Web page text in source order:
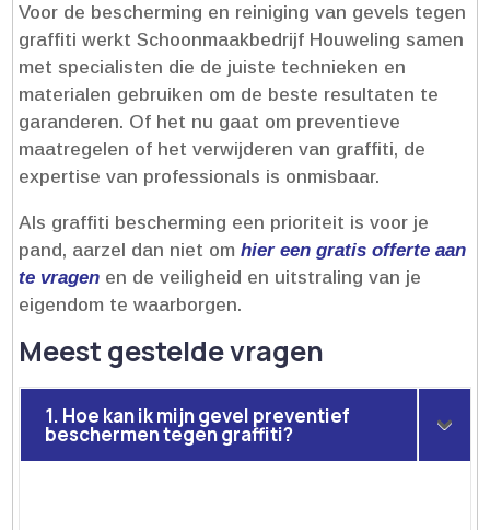
Voor de bescherming en reiniging van gevels tegen
graffiti werkt Schoonmaakbedrijf Houweling samen
met specialisten die de juiste technieken en
materialen gebruiken om de beste resultaten te
garanderen.​ Of het nu gaat om preventieve
maatregelen of het verwijderen van graffiti, de
expertise van professionals is onmisbaar.​
Als graffiti bescherming een prioriteit is voor je
pand, aarzel dan niet omhier een gratis offerte aan
te vragen en de veiligheid en uitstraling van je
eigendom te waarborgen.​
Meest gestelde vragen
1. Hoe kan ik mijn gevel preventief
beschermen tegen graffiti?